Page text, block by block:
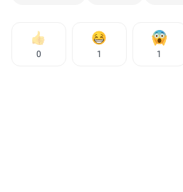
0 1 1